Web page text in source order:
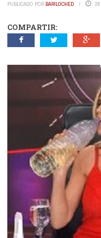
PUBLICADO POR BARILOCHED
COMPARTIR: